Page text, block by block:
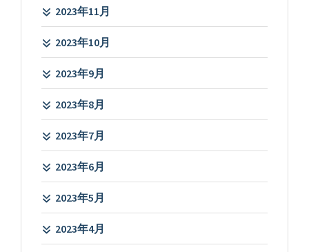
2023年11月
2023年10月
2023年9月
2023年8月
2023年7月
2023年6月
2023年5月
2023年4月